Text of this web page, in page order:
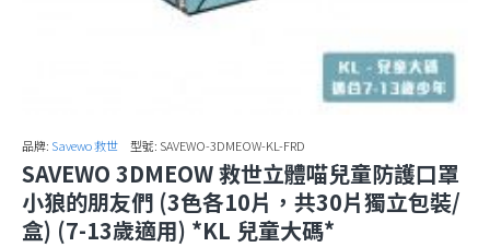
品牌: Savewo 救世 型號: SAVEWO-3DMEOW-KL-FRD
SAVEWO 3DMEOW 救世立體喵兒童防護口罩
小狼的朋友們 (3色各10片，共30片獨立包裝/
盒) (7-13歲適用) *KL 兒童大碼*